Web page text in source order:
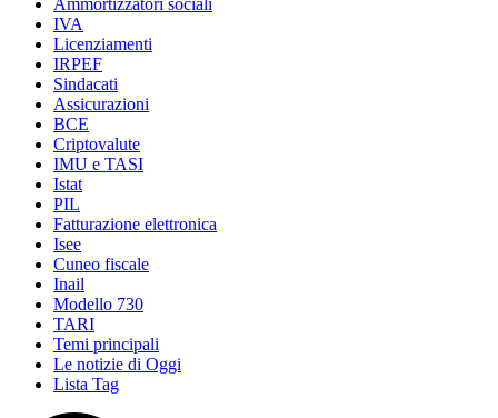
Ammortizzatori sociali
IVA
Licenziamenti
IRPEF
Sindacati
Assicurazioni
BCE
Criptovalute
IMU e TASI
Istat
PIL
Fatturazione elettronica
Isee
Cuneo fiscale
Inail
Modello 730
TARI
Temi principali
Le notizie di Oggi
Lista Tag